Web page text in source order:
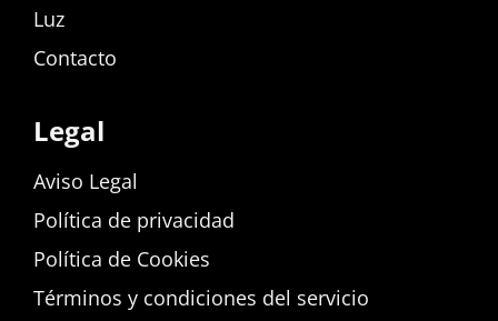
Luz
Contacto
Legal
Aviso Legal
Política de privacidad
Política de Cookies
Términos y condiciones del servicio